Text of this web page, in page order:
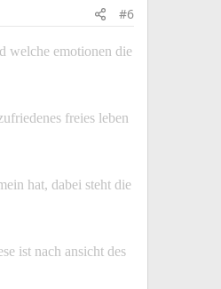
#6
welche emotionen die
freies leben
hat, dabei steht die
ist nach ansicht des